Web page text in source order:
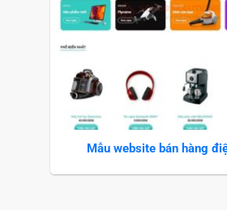
Mẫu website bán hàng